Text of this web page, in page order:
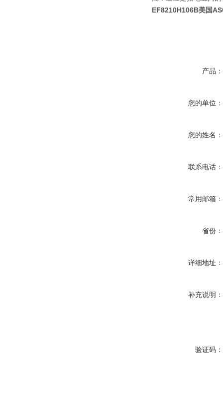
EF8210H106B美国
产品：
您的单位：
您的姓名：
联系电话：
常用邮箱：
省份：
详细地址：
补充说明：
验证码：